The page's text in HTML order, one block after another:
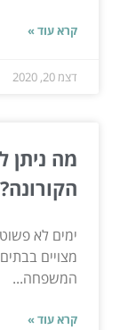
קרא עוד »
דצמ 20, 2020
מה ניתן
הקורונה?
ימים לא
מצויים
המשפחה...
קרא עוד »